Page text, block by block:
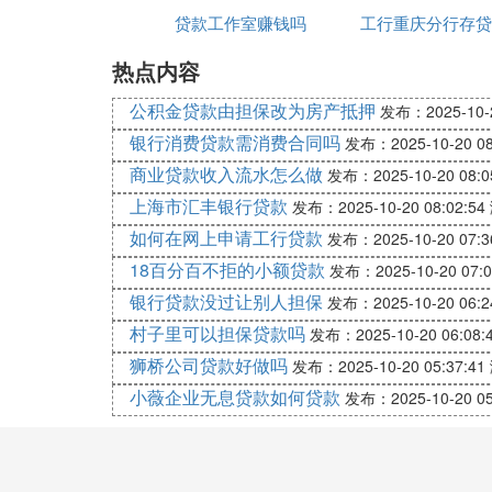
三、风险管理
风险管理是贷款公司的核心职责之一。在
度，识别潜在的风险因素，并采取相应措
四、贷款发放
当贷款审核通过后，员工需要与客户签订
相关法律法规和公司政策。
五、客户服务
客户服务是提升客户满意度和忠诚度的重
理离婚过户吗 额
贷款工作室赚钱吗
工行重庆分行存
热点内容
公积金贷款由担保改为房产抵押 发布：2025-
银行消费贷款需消费合同吗 发布：2025-10-20
商业贷款收入流水怎么做 发布：2025-10-20
上海市汇丰银行贷款 发布：2025-10-20 08:02:54
如何在网上申请工行贷款 发布：2025-10-20
18百分百不拒的小额贷款 发布：2025-10-20
银行贷款没过让别人担保 发布：2025-10-20
村子里可以担保贷款吗 发布：2025-10-20
狮桥公司贷款好做吗 发布：2025-10-20 05:37:41
小薇企业无息贷款如何贷款 发布：2025-10-20